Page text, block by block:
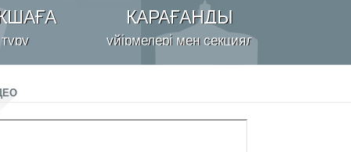
ҚАРАҒАНДЫ
үйірмелері мен секциялары